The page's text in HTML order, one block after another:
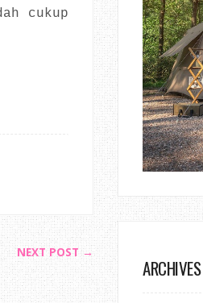
cukup
NEXT POST →
ARCHIVES